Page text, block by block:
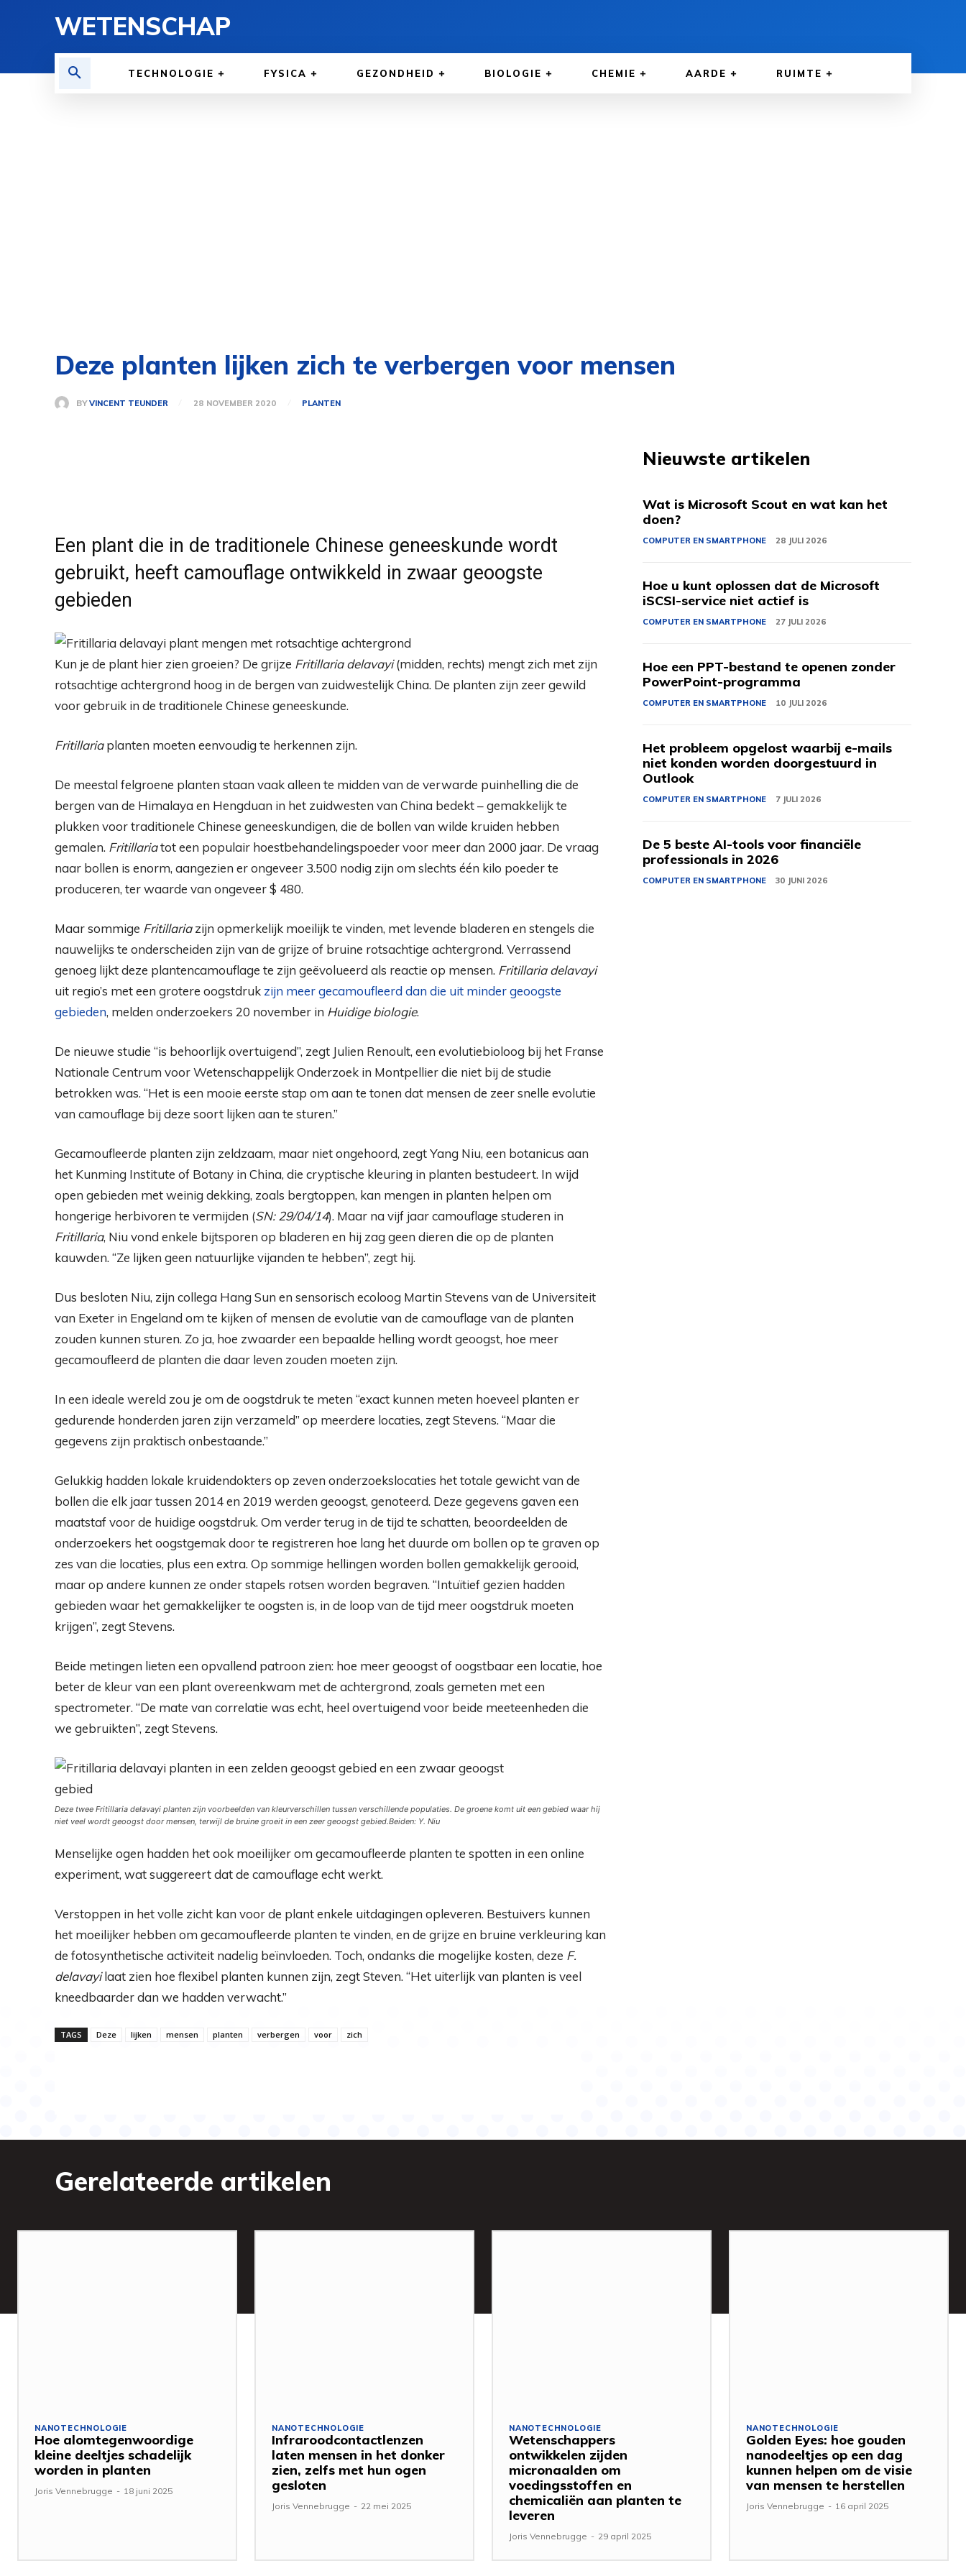
WETENSCHAP
TECHNOLOGIE FYSICA GEZONDHEID BIOLOGIE CHEMIE AARDE RUIMTE
Deze planten lijken zich te verbergen voor mensen
BY VINCENT TEUNDER 28 NOVEMBER 2020 PLANTEN
Een plant die in de traditionele Chinese geneeskunde wordt
gebruikt, heeft camouflage ontwikkeld in zwaar geoogste
gebieden
Kun je de plant hier zien groeien? De grijze Fritillaria delavayi(midden, rechts) mengt zich met zijn
rotsachtige achtergrond hoog in de bergen van zuidwestelijk China. De planten zijn zeer gewild
voor gebruik in de traditionele Chinese geneeskunde.
Fritillariaplanten moeten eenvoudig te herkennen zijn.
De meestal felgroene planten staan ​​vaak alleen te midden van de verwarde puinhelling die de
bergen van de Himalaya en Hengduan in het zuidwesten van China bedekt – gemakkelijk te
plukken voor traditionele Chinese geneeskundigen, die de bollen van wilde kruiden hebben
gemalen. Fritillariatot een populair hoestbehandelingspoeder voor meer dan 2000 jaar. De vraag
naar bollen is enorm, aangezien er ongeveer 3.500 nodig zijn om slechts één kilo poeder te
produceren, ter waarde van ongeveer $ 480.
Maar sommige Fritillariazijn opmerkelijk moeilijk te vinden, met levende bladeren en stengels die
nauwelijks te onderscheiden zijn van de grijze of bruine rotsachtige achtergrond. Verrassend
genoeg lijkt deze plantencamouflage te zijn geëvolueerd als reactie op mensen. Fritillaria delavayi
uit regio’s met een grotere oogstdruk zijn meer gecamoufleerd dan die uit minder geoogste
gebieden, melden onderzoekers 20 november in Huidige biologie.
De nieuwe studie “is behoorlijk overtuigend”, zegt Julien Renoult, een evolutiebioloog bij het Franse
Nationale Centrum voor Wetenschappelijk Onderzoek in Montpellier die niet bij de studie
betrokken was. “Het is een mooie eerste stap om aan te tonen dat mensen de zeer snelle evolutie
van camouflage bij deze soort lijken aan te sturen.”
Gecamoufleerde planten zijn zeldzaam, maar niet ongehoord, zegt Yang Niu, een botanicus aan
het Kunming Institute of Botany in China, die cryptische kleuring in planten bestudeert. In wijd
open gebieden met weinig dekking, zoals bergtoppen, kan mengen in planten helpen om
hongerige herbivoren te vermijden (SN: 29/04/14). Maar na vijf jaar camouflage studeren in
Fritillaria, Niu vond enkele bijtsporen op bladeren en hij zag geen dieren die op de planten
kauwden. “Ze lijken geen natuurlijke vijanden te hebben”, zegt hij.
Dus besloten Niu, zijn collega Hang Sun en sensorisch ecoloog Martin Stevens van de Universiteit
van Exeter in Engeland om te kijken of mensen de evolutie van de camouflage van de planten
zouden kunnen sturen. Zo ja, hoe zwaarder een bepaalde helling wordt geoogst, hoe meer
gecamoufleerd de planten die daar leven zouden moeten zijn.
In een ideale wereld zou je om de oogstdruk te meten “exact kunnen meten hoeveel planten er
gedurende honderden jaren zijn verzameld” op meerdere locaties, zegt Stevens. “Maar die
gegevens zijn praktisch onbestaande.”
Gelukkig hadden lokale kruidendokters op zeven onderzoekslocaties het totale gewicht van de
bollen die elk jaar tussen 2014 en 2019 werden geoogst, genoteerd. Deze gegevens gaven een
maatstaf voor de huidige oogstdruk. Om verder terug in de tijd te schatten, beoordeelden de
onderzoekers het oogstgemak door te registreren hoe lang het duurde om bollen op te graven op
zes van die locaties, plus een extra. Op sommige hellingen worden bollen gemakkelijk gerooid,
maar op andere kunnen ze onder stapels rotsen worden begraven. “Intuïtief gezien hadden
gebieden waar het gemakkelijker te oogsten is, in de loop van de tijd meer oogstdruk moeten
krijgen”, zegt Stevens.
Beide metingen lieten een opvallend patroon zien: hoe meer geoogst of oogstbaar een locatie, hoe
beter de kleur van een plant overeenkwam met de achtergrond, zoals gemeten met een
spectrometer. “De mate van correlatie was echt, heel overtuigend voor beide meeteenheden die
we gebruikten”, zegt Stevens.
Deze twee Fritillaria delavayi planten zijn voorbeelden van kleurverschillen tussen verschillende populaties. De groene komt uit een gebied waar hij
niet veel wordt geoogst door mensen, terwijl de bruine groeit in een zeer geoogst gebied.Beiden: Y. Niu
Menselijke ogen hadden het ook moeilijker om gecamoufleerde planten te spotten in een online
experiment, wat suggereert dat de camouflage echt werkt.
Verstoppen in het volle zicht kan voor de plant enkele uitdagingen opleveren. Bestuivers kunnen
het moeilijker hebben om gecamoufleerde planten te vinden, en de grijze en bruine verkleuring kan
de fotosynthetische activiteit nadelig beïnvloeden. Toch, ondanks die mogelijke kosten, deze F.
delavayilaat zien hoe flexibel planten kunnen zijn, zegt Steven. “Het uiterlijk van planten is veel
kneedbaarder dan we hadden verwacht.”
TAGS Deze lijken mensen planten verbergen voor zich
Nieuwste artikelen
Wat is Microsoft Scout en wat kan het
doen?
COMPUTER EN SMARTPHONE 28 JULI 2026
Hoe u kunt oplossen dat de Microsoft
iSCSI-service niet actief is
COMPUTER EN SMARTPHONE 27 JULI 2026
Hoe een PPT-bestand te openen zonder
PowerPoint-programma
COMPUTER EN SMARTPHONE 10 JULI 2026
Het probleem opgelost waarbij e-mails
niet konden worden doorgestuurd in
Outlook
COMPUTER EN SMARTPHONE 7 JULI 2026
De 5 beste AI-tools voor financiële
professionals in 2026
COMPUTER EN SMARTPHONE 30 JUNI 2026
Gerelateerde artikelen
NANOTECHNOLOGIE
Hoe alomtegenwoordige
kleine deeltjes schadelijk
worden in planten
Joris Vennebrugge - 18 juni 2025
NANOTECHNOLOGIE
Infraroodcontactlenzen
laten mensen in het donker
zien, zelfs met hun ogen
gesloten
Joris Vennebrugge - 22 mei 2025
NANOTECHNOLOGIE
Wetenschappers
ontwikkelen zijden
micronaalden om
voedingsstoffen en
chemicaliën aan planten te
leveren
Joris Vennebrugge - 29 april 2025
NANOTECHNOLOGIE
Golden Eyes: hoe gouden
nanodeeltjes op een dag
kunnen helpen om de visie
van mensen te herstellen
Joris Vennebrugge - 16 april 2025